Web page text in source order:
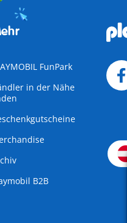
FunPark
in der Nähe
B2B